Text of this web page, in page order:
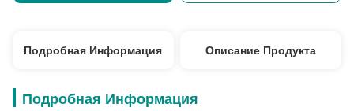
Подробная Информация Описание Продукта
Подробная Информация